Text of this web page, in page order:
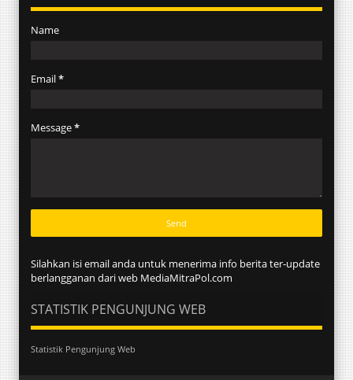
Name
Email*
Message*
Silahkan isi email anda untuk menerima info berita ter-update
berlangganan dari web MediaMitraPol.com
STATISTIK PENGUNJUNG WEB
Statistik Pengunjung Web